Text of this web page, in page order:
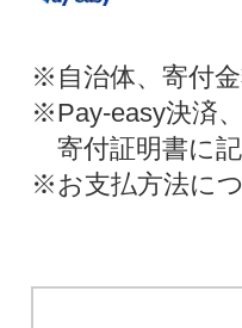
※自治体、寄付
※Pay-easy決済
寄付証明書に
※お支払方法に